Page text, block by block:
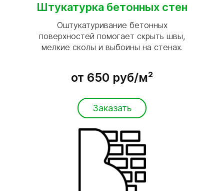
Штукатурка бетонных стен
Оштукатуривание бетонных
поверхностей помогает скрыть швы,
мелкие сколы и выбоины на стенах.
от 650 руб/м²
Заказать